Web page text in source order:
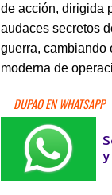
de acción, dirigida
audaces secretos
guerra, cambiando
moderna de
DUPAO EN WHATSAPP